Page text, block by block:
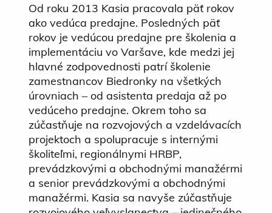
Od roku 2013 Kasia pracovala päť rokov
ako vedúca predajne. Posledných päť
rokov je vedúcou predajne pre školenia a
implementáciu vo Varšave, kde medzi jej
hlavné zodpovednosti patrí školenie
zamestnancov Biedronky na všetkých
úrovniach – od asistenta predaja až po
vedúceho predajne. Okrem toho sa
zúčastňuje na rozvojových a vzdelávacích
projektoch a spolupracuje s internými
školiteľmi, regionálnymi HRBP,
prevádzkovými a obchodnými manažérmi
a senior prevádzkovými a obchodnými
manažérmi. Kasia sa navyše zúčastňuje